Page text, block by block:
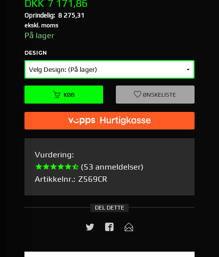
Tilbud
DKK 7 171,86
Oprindelig: 8 275,31
Rabat
ekskl. moms
På lager
DESIGN
KØB ØNSKELISTE
Vurdering:
(53 anmeldelser)
Artikkelnr.: Z569CR
DEL DETTE